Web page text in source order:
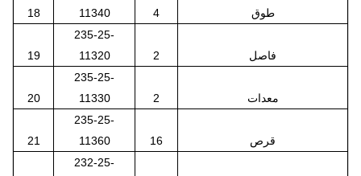
18
11340
4 طوق
19
235-25-
11320
2 فاصل
20
235-25-
11330
2 معدات
21
235-25-
11360
16 قرص
232-25-